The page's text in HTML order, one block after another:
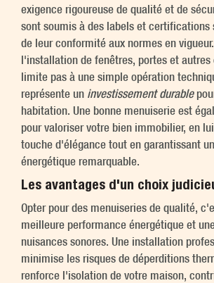
exigence rigoureuse de qualité et de
sont soumis à des labels et
de leur conformité aux normes en
l'installation de fenêtres, portes et autres
limite pas à une simple opération
représente un investissement durable
habitation. Une bonne menuiserie est
pour valoriser votre bien immobilier, en
touche d'élégance tout en garantissant
énergétique remarquable.
Les avantages d'un choix
Opter pour des menuiseries de qualité,
meilleure performance énergétique et
nuisances sonores. Une installation
minimise les risques de déperditions
renforce l'isolation de votre maison,